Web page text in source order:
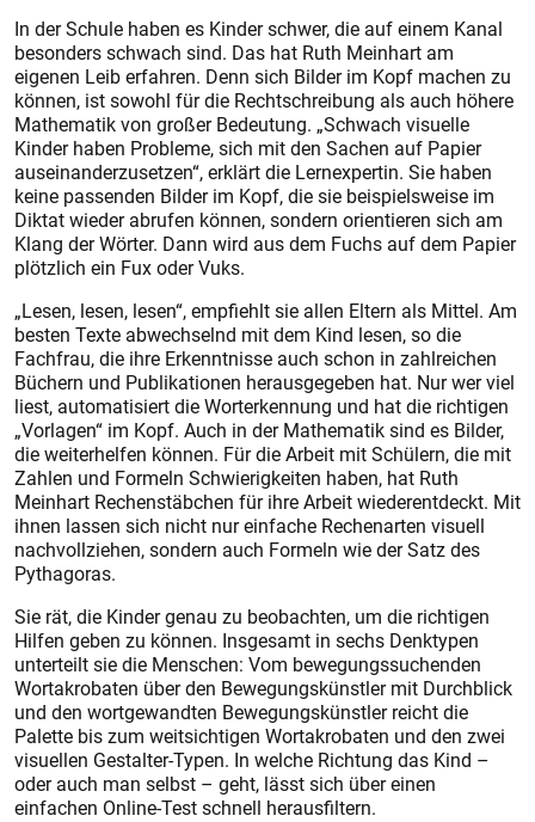
In der Schule haben es Kinder schwer, die auf einem Kanal
besonders schwach sind. Das hat Ruth Meinhart am
eigenen Leib erfahren. Denn sich Bilder im Kopf machen zu
können, ist sowohl für die Rechtschreibung als auch höhere
Mathematik von großer Bedeutung. „Schwach visuelle
Kinder haben Probleme, sich mit den Sachen auf Papier
auseinanderzusetzen“, erklärt die Lernexpertin. Sie haben
keine passenden Bilder im Kopf, die sie beispielsweise im
Diktat wieder abrufen können, sondern orientieren sich am
Klang der Wörter. Dann wird aus dem Fuchs auf dem Papier
plötzlich ein Fux oder Vuks.
„Lesen, lesen, lesen“, empfiehlt sie allen Eltern als Mittel. Am
besten Texte abwechselnd mit dem Kind lesen, so die
Fachfrau, die ihre Erkenntnisse auch schon in zahlreichen
Büchern und Publikationen herausgegeben hat. Nur wer viel
liest, automatisiert die Worterkennung und hat die richtigen
„Vorlagen“ im Kopf. Auch in der Mathematik sind es Bilder,
die weiterhelfen können. Für die Arbeit mit Schülern, die mit
Zahlen und Formeln Schwierigkeiten haben, hat Ruth
Meinhart Rechenstäbchen für ihre Arbeit wiederentdeckt. Mit
ihnen lassen sich nicht nur einfache Rechenarten visuell
nachvollziehen, sondern auch Formeln wie der Satz des
Pythagoras.
Sie rät, die Kinder genau zu beobachten, um die richtigen
Hilfen geben zu können. Insgesamt in sechs Denktypen
unterteilt sie die Menschen: Vom bewegungssuchenden
Wortakrobaten über den Bewegungskünstler mit Durchblick
und den wortgewandten Bewegungskünstler reicht die
Palette bis zum weitsichtigen Wortakrobaten und den zwei
visuellen Gestalter-Typen. In welche Richtung das Kind –
oder auch man selbst – geht, lässt sich über einen
einfachen Online-Test schnell herausfiltern.